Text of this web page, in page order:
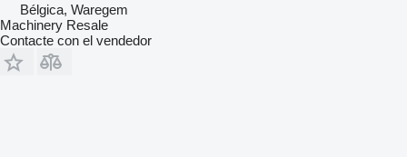
Bélgica, Waregem
Machinery Resale
Contacte con el vendedor